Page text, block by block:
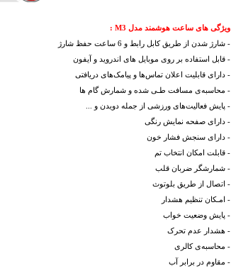
ویژگی های ساعت هوشمند مدل M3 :
- شارژ شدن از طریق کابل رابط و 6 ساعت حفظ شارژ
- قابل استفاده بر روی موبایل های اندروید و آیفون
- دارای قابلیت اعلان تماس‌ها و پیامک‌های دریافتی
- محاسبه‌ی مسافت طـی شده و شمارش گام ها
- پایش فعالیت‌های ورزشی از جمله دویدن و ...
- دارای صفحه نمایش رنگی
- دارای سنجش فشار خون
- قابلت امکان انتخاب تم
- شمارشگر ضربان قلب
- اتصال از طریق بلوتوث
- امـکان تنظیم هشدار
- پایش وضعیت خواب
- هشدار عدم تحرک
- محاسبه‌ی کالری
- مقاوم در برابر آب